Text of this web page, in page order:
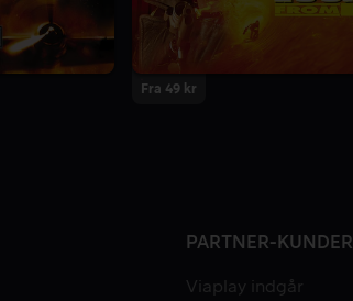
Fra 49 kr
PARTNER-KUNDER
Viaplay indgår